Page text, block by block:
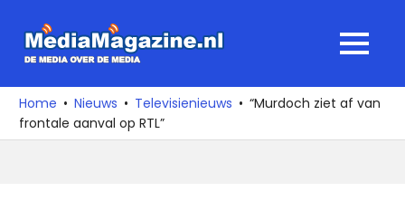
naar
media
over
de
MENU
Home Nieuws Televisienieuws
“Murdoch ziet af van
frontale aanval op RTL”